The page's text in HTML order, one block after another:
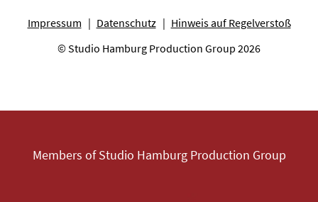
Impressum Datenschutz
Hinweis auf Regelverstoß
© Studio Hamburg Production Group 2026
Members of Studio Hamburg Production Group